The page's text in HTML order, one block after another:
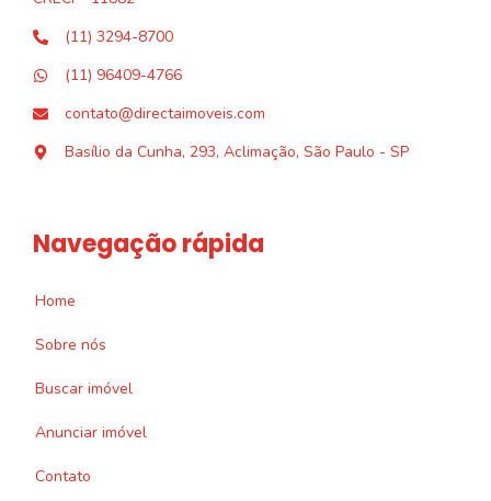
(11) 3294-8700
(11) 96409-4766
contato@directaimoveis.com
Basílio da Cunha, 293, Aclimação, São Paulo - SP
Navegação rápida
Home
Sobre nós
Buscar imóvel
Anunciar imóvel
Contato